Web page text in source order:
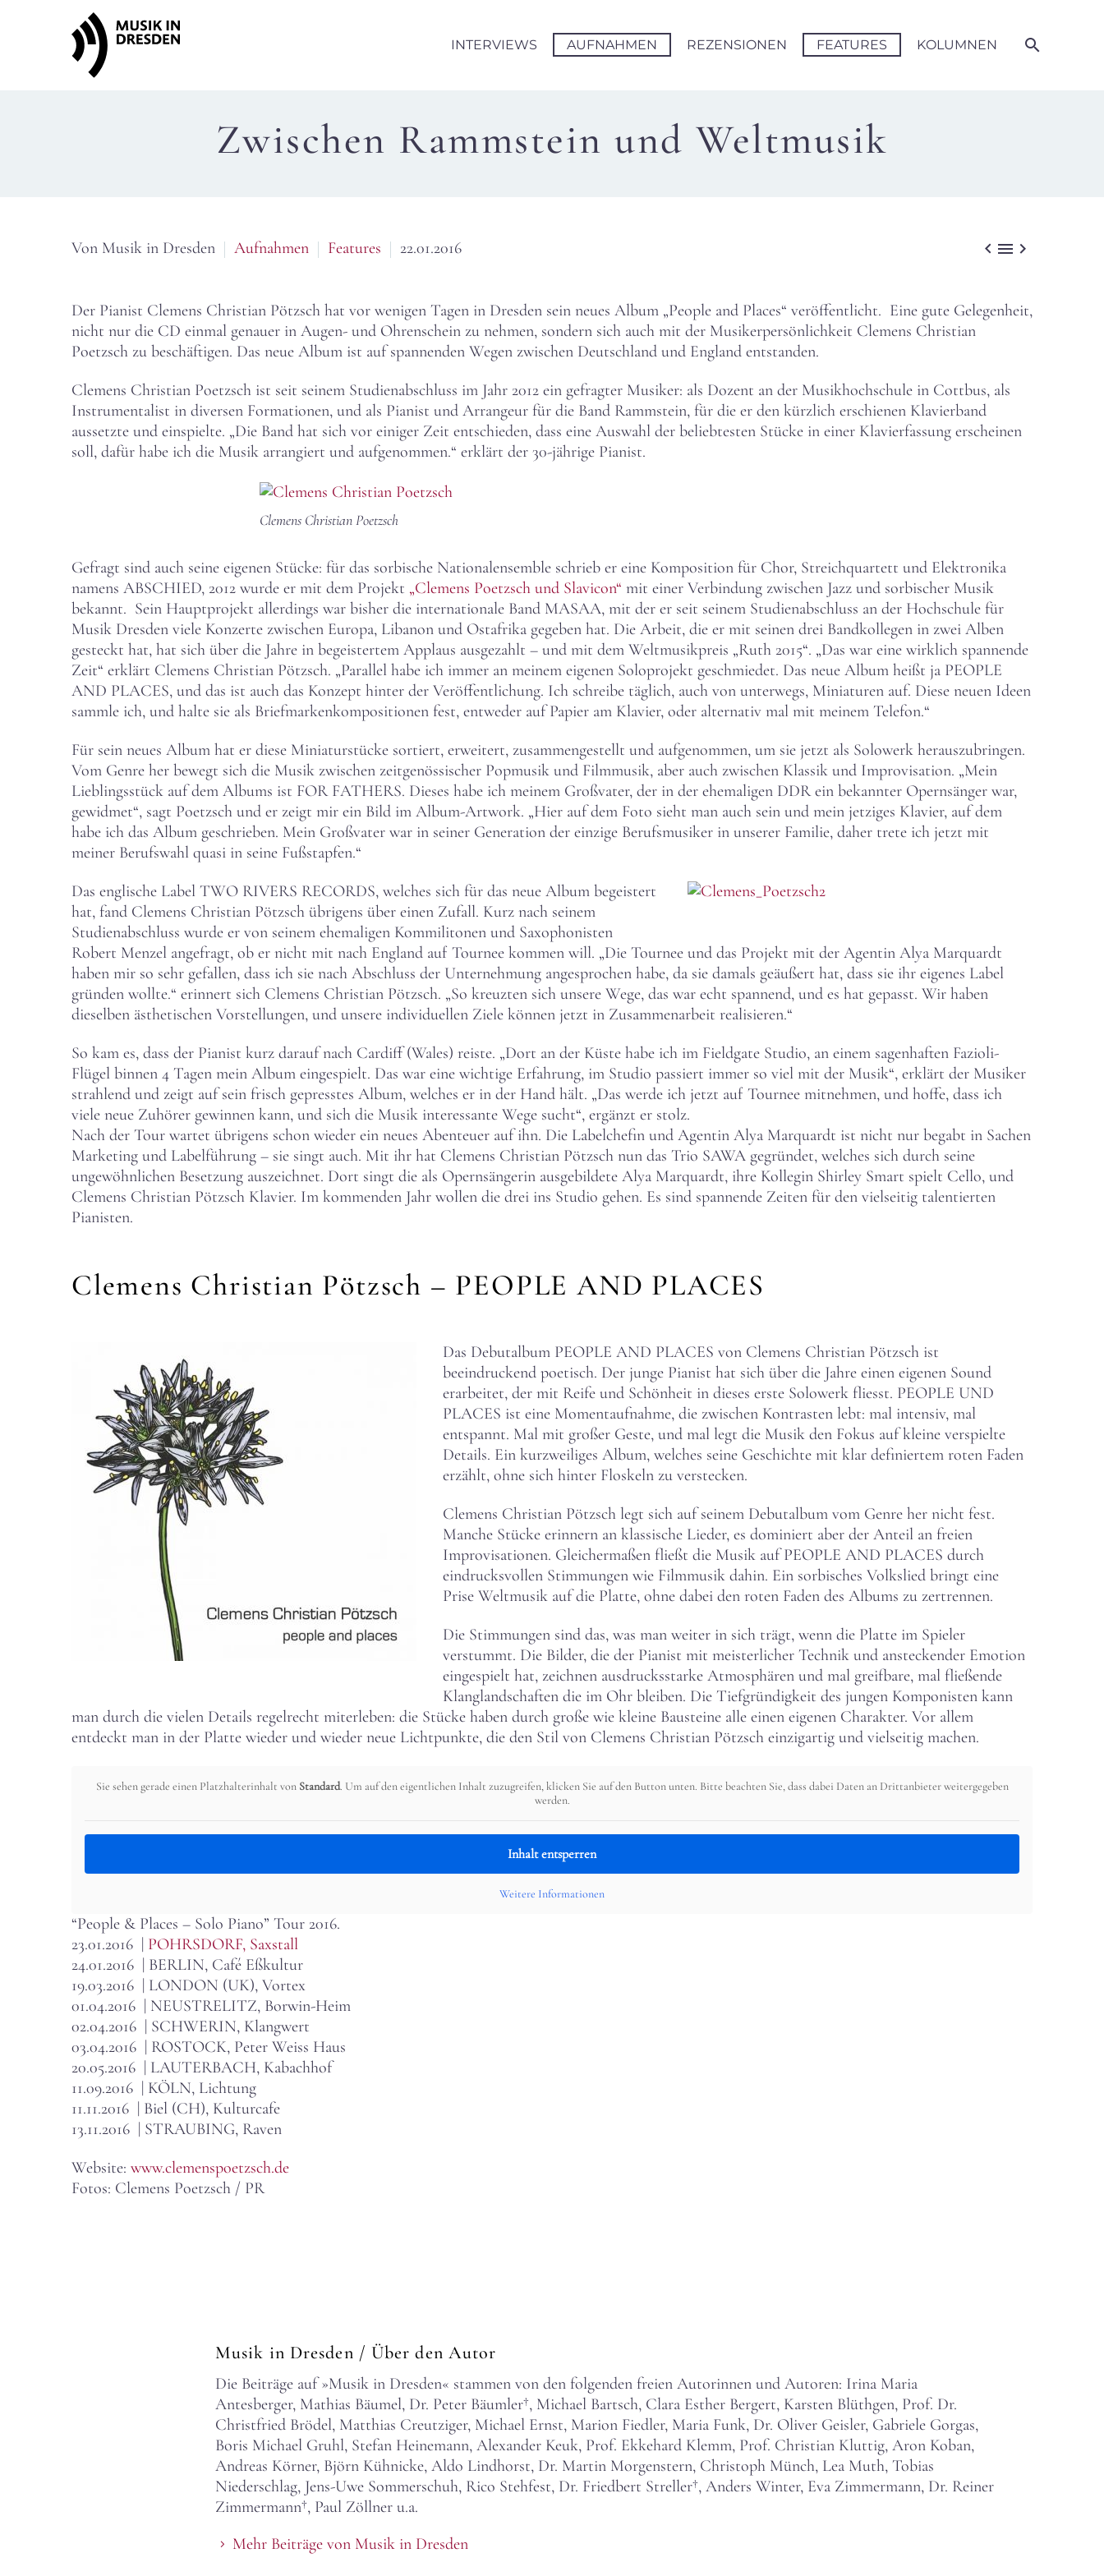
INTERVIEWS AUFNAHMEN REZENSIONEN FEATURES KOLUMNEN
Zwischen Rammstein und Weltmusik
  
Von Musik in Dresden Aufnahmen Features 22.01.2016
Der Pianist Clemens Christian Pötzsch hat vor wenigen Tagen in Dresden sein neues Album „People and Places“ veröffentlicht. Eine gute Gelegenheit,
nicht nur die CD einmal genauer in Augen- und Ohrenschein zu nehmen, sondern sich auch mit der Musikerpersönlichkeit Clemens Christian
Poetzsch zu beschäftigen. Das neue Album ist auf spannenden Wegen zwischen Deutschland und England entstanden.
Clemens Christian Poetzsch ist seit seinem Studienabschluss im Jahr 2012 ein gefragter Musiker: als Dozent an der Musikhochschule in Cottbus, als
Instrumentalist in diversen Formationen, und als Pianist und Arrangeur für die Band Rammstein, für die er den kürzlich erschienen Klavierband
aussetzte und einspielte. „Die Band hat sich vor einiger Zeit entschieden, dass eine Auswahl der beliebtesten Stücke in einer Klavierfassung erscheinen
soll, dafür habe ich die Musik arrangiert und aufgenommen.“ erklärt der 30-jährige Pianist.
Clemens Christian Poetzsch
Gefragt sind auch seine eigenen Stücke: für das sorbische Nationalensemble schrieb er eine Komposition für Chor, Streichquartett und Elektronika
namens ABSCHIED, 2012 wurde er mit dem Projekt „Clemens Poetzsch und Slavicon“ mit einer Verbindung zwischen Jazz und sorbischer Musik
bekannt. Sein Hauptprojekt allerdings war bisher die internationale Band MASAA, mit der er seit seinem Studienabschluss an der Hochschule für
Musik Dresden viele Konzerte zwischen Europa, Libanon und Ostafrika gegeben hat. Die Arbeit, die er mit seinen drei Bandkollegen in zwei Alben
gesteckt hat, hat sich über die Jahre in begeistertem Applaus ausgezahlt – und mit dem Weltmusikpreis „Ruth 2015“. „Das war eine wirklich spannende
Zeit“ erklärt Clemens Christian Pötzsch. „Parallel habe ich immer an meinem eigenen Soloprojekt geschmiedet. Das neue Album heißt ja PEOPLE
AND PLACES, und das ist auch das Konzept hinter der Veröffentlichung. Ich schreibe täglich, auch von unterwegs, Miniaturen auf. Diese neuen Ideen
sammle ich, und halte sie als Briefmarkenkompositionen fest, entweder auf Papier am Klavier, oder alternativ mal mit meinem Telefon.“
Für sein neues Album hat er diese Miniaturstücke sortiert, erweitert, zusammengestellt und aufgenommen, um sie jetzt als Solowerk herauszubringen.
Vom Genre her bewegt sich die Musik zwischen zeitgenössischer Popmusik und Filmmusik, aber auch zwischen Klassik und Improvisation. „Mein
Lieblingsstück auf dem Albums ist FOR FATHERS. Dieses habe ich meinem Großvater, der in der ehemaligen DDR ein bekannter Opernsänger war,
gewidmet“, sagt Poetzsch und er zeigt mir ein Bild im Album-Artwork. „Hier auf dem Foto sieht man auch sein und mein jetziges Klavier, auf dem
habe ich das Album geschrieben. Mein Großvater war in seiner Generation der einzige Berufsmusiker in unserer Familie, daher trete ich jetzt mit
meiner Berufswahl quasi in seine Fußstapfen.“
Das englische Label TWO RIVERS RECORDS, welches sich für das neue Album begeistert
hat, fand Clemens Christian Pötzsch übrigens über einen Zufall. Kurz nach seinem
Studienabschluss wurde er von seinem ehemaligen Kommilitonen und Saxophonisten
Robert Menzel angefragt, ob er nicht mit nach England auf Tournee kommen will. „Die Tournee und das Projekt mit der Agentin Alya Marquardt
haben mir so sehr gefallen, dass ich sie nach Abschluss der Unternehmung angesprochen habe, da sie damals geäußert hat, dass sie ihr eigenes Label
gründen wollte.“ erinnert sich Clemens Christian Pötzsch. „So kreuzten sich unsere Wege, das war echt spannend, und es hat gepasst. Wir haben
dieselben ästhetischen Vorstellungen, und unsere individuellen Ziele können jetzt in Zusammenarbeit realisieren.“
So kam es, dass der Pianist kurz darauf nach Cardiff (Wales) reiste. „Dort an der Küste habe ich im Fieldgate Studio, an einem sagenhaften Fazioli-
Flügel binnen 4 Tagen mein Album eingespielt. Das war eine wichtige Erfahrung, im Studio passiert immer so viel mit der Musik“, erklärt der Musiker
strahlend und zeigt auf sein frisch gepresstes Album, welches er in der Hand hält. „Das werde ich jetzt auf Tournee mitnehmen, und hoffe, dass ich
viele neue Zuhörer gewinnen kann, und sich die Musik interessante Wege sucht“, ergänzt er stolz.
Nach der Tour wartet übrigens schon wieder ein neues Abenteuer auf ihn. Die Labelchefin und Agentin Alya Marquardt ist nicht nur begabt in Sachen
Marketing und Labelführung – sie singt auch. Mit ihr hat Clemens Christian Pötzsch nun das Trio SAWA gegründet, welches sich durch seine
ungewöhnlichen Besetzung auszeichnet. Dort singt die als Opernsängerin ausgebildete Alya Marquardt, ihre Kollegin Shirley Smart spielt Cello, und
Clemens Christian Pötzsch Klavier. Im kommenden Jahr wollen die drei ins Studio gehen. Es sind spannende Zeiten für den vielseitig talentierten
Pianisten.
Clemens Christian Pötzsch – PEOPLE AND PLACES
Das Debutalbum PEOPLE AND PLACES von Clemens Christian Pötzsch ist
beeindruckend poetisch. Der junge Pianist hat sich über die Jahre einen eigenen Sound
erarbeitet, der mit Reife und Schönheit in dieses erste Solowerk fliesst. PEOPLE UND
PLACES ist eine Momentaufnahme, die zwischen Kontrasten lebt: mal intensiv, mal
entspannt. Mal mit großer Geste, und mal legt die Musik den Fokus auf kleine verspielte
Details. Ein kurzweiliges Album, welches seine Geschichte mit klar definiertem roten Faden
erzählt, ohne sich hinter Floskeln zu verstecken.
Clemens Christian Pötzsch legt sich auf seinem Debutalbum vom Genre her nicht fest.
Manche Stücke erinnern an klassische Lieder, es dominiert aber der Anteil an freien
Improvisationen. Gleichermaßen fließt die Musik auf PEOPLE AND PLACES durch
eindrucksvollen Stimmungen wie Filmmusik dahin. Ein sorbisches Volkslied bringt eine
Prise Weltmusik auf die Platte, ohne dabei den roten Faden des Albums zu zertrennen.
Die Stimmungen sind das, was man weiter in sich trägt, wenn die Platte im Spieler
verstummt. Die Bilder, die der Pianist mit meisterlicher Technik und ansteckender Emotion
eingespielt hat, zeichnen ausdrucksstarke Atmosphären und mal greifbare, mal fließende
Klanglandschaften die im Ohr bleiben. Die Tiefgründigkeit des jungen Komponisten kann
man durch die vielen Details regelrecht miterleben: die Stücke haben durch große wie kleine Bausteine alle einen eigenen Charakter. Vor allem
entdeckt man in der Platte wieder und wieder neue Lichtpunkte, die den Stil von Clemens Christian Pötzsch einzigartig und vielseitig machen.
Sie sehen gerade einen Platzhalterinhalt von Standard. Um auf den eigentlichen Inhalt zuzugreifen, klicken Sie auf den Button unten. Bitte beachten Sie, dass dabei Daten an Drittanbieter weitergegeben
werden.
Inhalt entsperren
Weitere Informationen
“People & Places – Solo Piano” Tour 2016.
23.01.2016 | POHRSDORF, Saxstall
24.01.2016 | BERLIN, Café Eßkultur
19.03.2016 | LONDON (UK), Vortex
01.04.2016 | NEUSTRELITZ, Borwin-Heim
02.04.2016 | SCHWERIN, Klangwert
03.04.2016 | ROSTOCK, Peter Weiss Haus
20.05.2016 | LAUTERBACH, Kabachhof
11.09.2016 | KÖLN, Lichtung
11.11.2016 | Biel (CH), Kulturcafe
13.11.2016 | STRAUBING, Raven
Website: www.clemenspoetzsch.de
Fotos: Clemens Poetzsch / PR
Musik in Dresden / Über den Autor
Die Beiträge auf »Musik in Dresden« stammen von den folgenden freien Autorinnen und Autoren: Irina Maria
Antesberger, Mathias Bäumel, Dr. Peter Bäumler†, Michael Bartsch, Clara Esther Bergert, Karsten Blüthgen, Prof. Dr.
Christfried Brödel, Matthias Creutziger, Michael Ernst, Marion Fiedler, Maria Funk, Dr. Oliver Geisler, Gabriele Gorgas,
Boris Michael Gruhl, Stefan Heinemann, Alexander Keuk, Prof. Ekkehard Klemm, Prof. Christian Kluttig, Aron Koban,
Andreas Körner, Björn Kühnicke, Aldo Lindhorst, Dr. Martin Morgenstern, Christoph Münch, Lea Muth, Tobias
Niederschlag, Jens-Uwe Sommerschuh, Rico Stehfest, Dr. Friedbert Streller†, Anders Winter, Eva Zimmermann, Dr. Reiner
Zimmermann†, Paul Zöllner u.a.
Mehr Beiträge von Musik in Dresden